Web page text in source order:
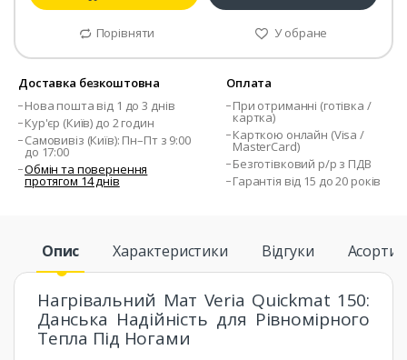
Порівняти У обране
Доставка безкоштовна
Нова пошта від 1 до 3 днів
Кур'єр (Київ) до 2 годин
Самовивіз (Київ): Пн–Пт з 9:00
до 17:00
Обмін та повернення
протягом 14 днів
Оплата
При отриманні (готівка /
картка)
Карткою онлайн (Visa /
MasterCard)
Безготівковий р/р з ПДВ
Гарантія від 15 до 20 років
Опис Характеристики Відгуки
Нагрівальний Мат Veria Quickmat 150:
Данська Надійність для Рівномірного
Тепла Під Ногами